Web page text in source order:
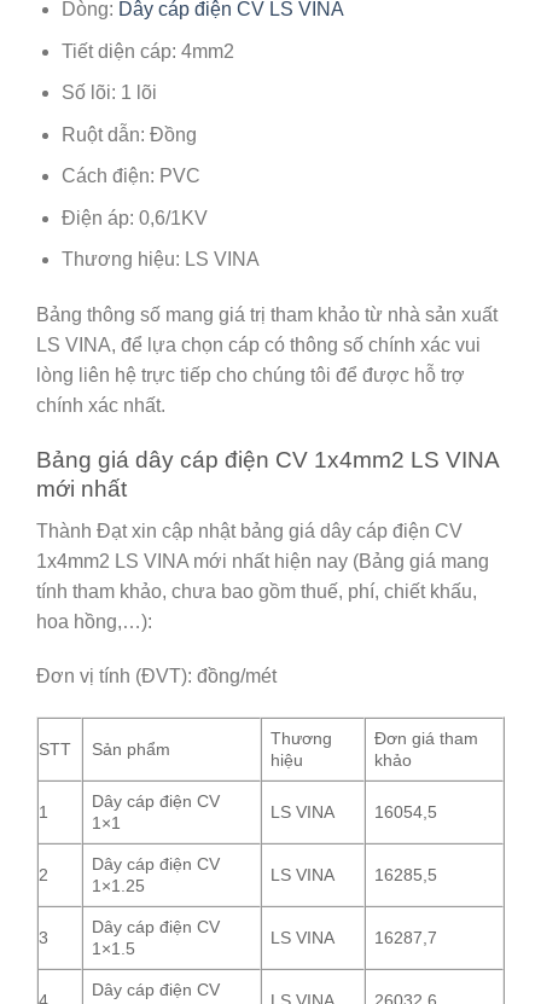
Dòng: Dây cáp điện CV LS VINA
Tiết diện cáp: 4mm2
Số lõi: 1 lõi
Ruột dẫn: Đồng
Cách điện: PVC
Điện áp: 0,6/1KV
Thương hiệu: LS VINA
Bảng thông số mang giá trị tham khảo từ nhà sản xuất
LS VINA, để lựa chọn cáp có thông số chính xác vui
lòng liên hệ trực tiếp cho chúng tôi để được hỗ trợ
chính xác nhất.
Bảng giá dây cáp điện CV 1x4mm2 LS VINA
mới nhất
Thành Đạt xin cập nhật bảng giá dây cáp điện CV
1x4mm2 LS VINA mới nhất hiện nay (Bảng giá mang
tính tham khảo, chưa bao gồm thuế, phí, chiết khấu,
hoa hồng,…):
Đơn vị tính (ĐVT): đồng/mét
STT Sản phẩm
Thương
hiệu
Đơn giá tham
khảo
1
Dây cáp điện CV
1×1
LS VINA 16054,5
2
Dây cáp điện CV
1×1.25
LS VINA 16285,5
3
Dây cáp điện CV
1×1.5
LS VINA 16287,7
Dây cáp điện CV